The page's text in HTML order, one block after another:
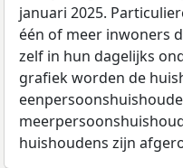
januari 2025.
één of meer inwoners
zelf in hun dagelijks
grafiek worden de
huishoudens zijn